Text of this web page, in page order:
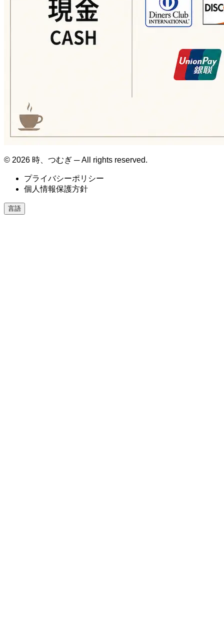
© 2026 時、つむぎ ─ All rights reserved.
プライバシーポリシー
個人情報保護方針
言語